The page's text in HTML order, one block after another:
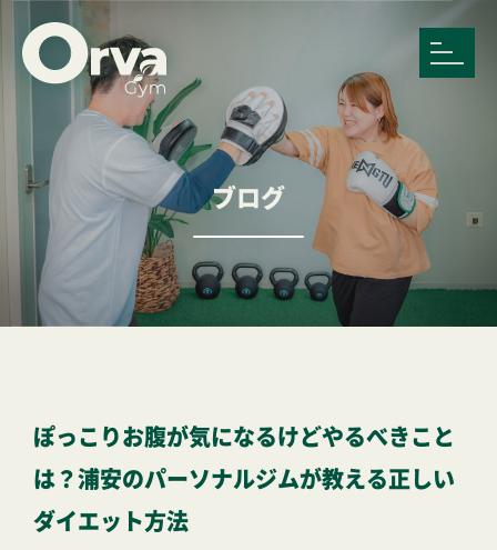
ブログ
ぽっこりお腹が気になるけどやるべきこと
は？浦安のパーソナルジムが教える正しい
ダイエット方法